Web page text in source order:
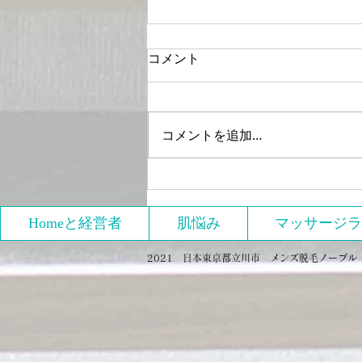
知らせ
コメント
コメントを追加…
Homeと経営者 肌悩み マッサージ
2021 日本東京都立川市 メンズ脱毛ノーブ